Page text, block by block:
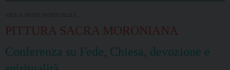
PITTURA SACRA MORONIANA
Conferenza su Fede, Chiesa, devozione e